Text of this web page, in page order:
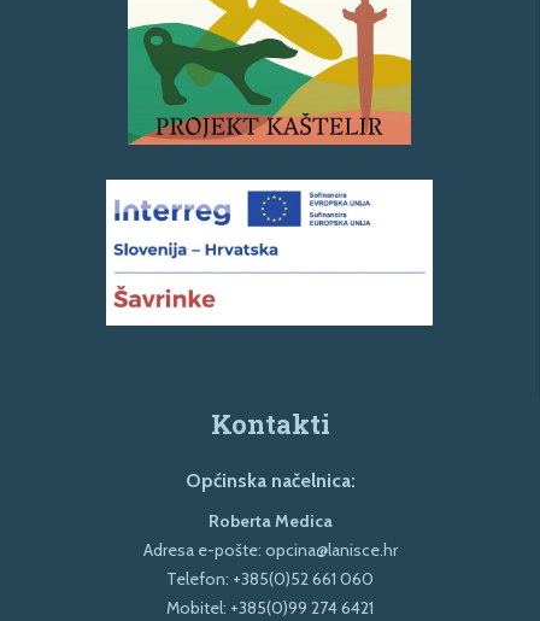
Kontakti
Općinska načelnica:
Roberta Medica
Adresa e-pošte: opcina@lanisce.hr
Telefon: +385(0)52 661 060
Mobitel: +385(0)99 274 6421